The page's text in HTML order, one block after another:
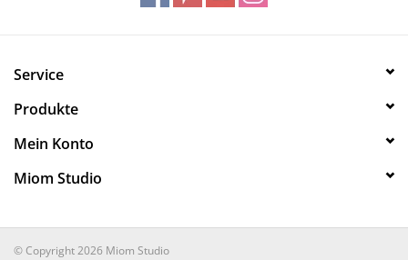
Service
Produkte
Mein Konto
Miom Studio
© Copyright 2026 Miom Studio